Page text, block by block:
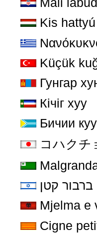
Kis hattyú
Küçük
Гунгар
Кiчiг хуу
Бичии куу
コハクチ
ברבור קטן
Mjelma e
Cigne